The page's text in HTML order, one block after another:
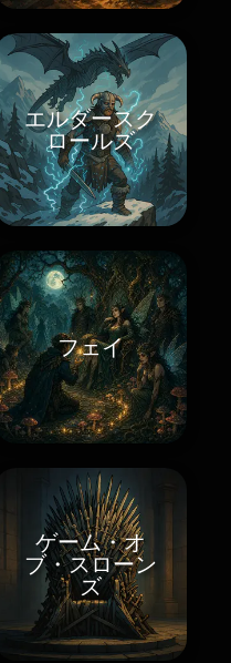
エルダースク
ロールズ
フェイ
ゲーム・オ
ブ・スローン
ズ